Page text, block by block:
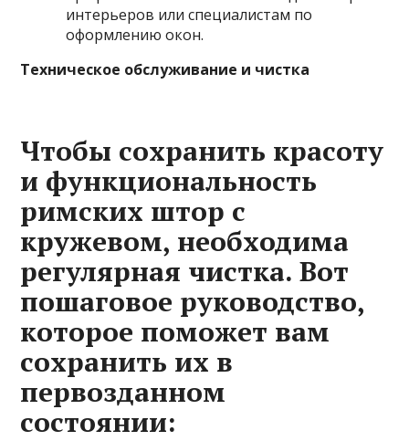
интерьеров или специалистам по
оформлению окон.
Техническое обслуживание и чистка
Чтобы сохранить красоту
и функциональность
римских штор с
кружевом, необходима
регулярная чистка. Вот
пошаговое руководство,
которое поможет вам
сохранить их в
первозданном
состоянии: